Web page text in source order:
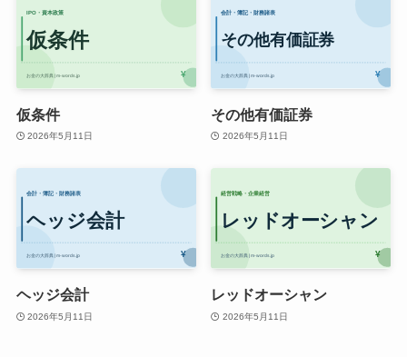
仮条件
2026年5月11日
その他有価証券
2026年5月11日
ヘッジ会計
2026年5月11日
レッドオーシャン
2026年5月11日